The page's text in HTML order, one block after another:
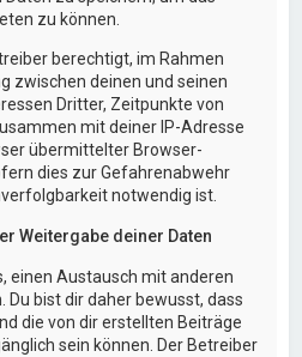
zu können.
berechtigt, im Rahmen
zwischen deinen und seinen
Dritter, Zeitpunkte von
mit deiner IP-Adresse
übermittelter Browser-
dies zur Gefahrenabwehr
notwendig ist.
Weitergabe deiner Daten
einen Austausch mit anderen
Du bist dir daher bewusst, dass
die von dir erstellten Beiträge
sein können. Der Betreiber